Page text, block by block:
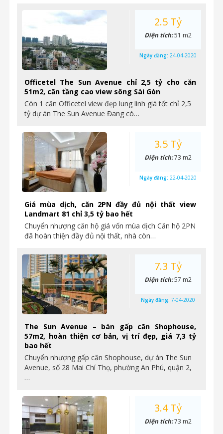
Officetel The Sun Avenue chỉ 2,5 tỷ cho căn
51m2, căn tầng cao view sông Sài Gòn
Còn 1 căn Officetel view đẹp lung linh giá tốt chỉ 2,5
tỷ dự án The Sun Avenue Đang có…
2.5 Tỷ
Diện tích:51 m2
Ngày đăng: 24-04-2020
Giá mùa dịch, căn 2PN đầy đủ nội thất view
Landmart 81 chỉ 3,5 tỷ bao hết
Chuyển nhượng căn hộ giá vốn mùa dịch Căn hộ 2PN
đã hoàn thiện đầy đủ nội thất, nhà còn…
3.5 Tỷ
Diện tích:73 m2
Ngày đăng: 22-04-2020
The Sun Avenue – bán gấp căn Shophouse,
57m2, hoàn thiện cơ bản, vị trí đẹp, giá 7,3 tỷ
bao hết
Chuyển nhượng gấp căn Shophouse, dự án The Sun
Avenue, số 28 Mai Chí Thọ, phường An Phú, quận 2,
…
7.3 Tỷ
Diện tích:57 m2
Ngày đăng: 7-04-2020
3.4 Tỷ
Diện tích:73 m2